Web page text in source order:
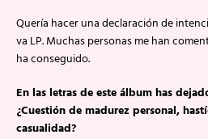
Quería hacer una declaración de
va LP. Muchas personas me han
ha conseguido.
En las letras de este álbum has
¿Cuestión de madurez personal,
casualidad?